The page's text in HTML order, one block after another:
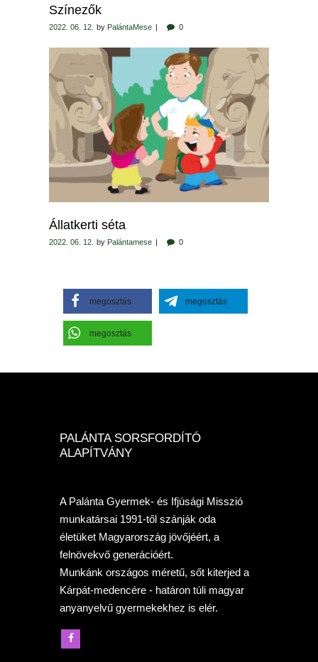
Színezők
2022. 06. 12. by PalántaMese 0
Állatkerti séta
2022. 06. 12. by Palántamese 0
megosztás megosztás
megosztás
PALÁNTA SORSFORDÍTÓ
ALAPÍTVÁNY
A Palánta Gyermek- és Ifjúsági Misszió
munkatársai 1991-től szánják oda
életüket Magyarország jövőjéért, a
felnövekvő generációért.
Munkánk országos méretű, sőt kiterjed a
Kárpát-medencére - határon túli magyar
anyanyelvű gyermekekhez is elér.